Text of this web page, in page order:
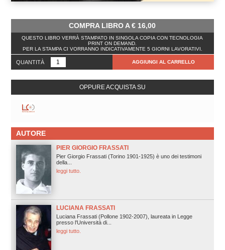
COMPRA LIBRO A€ 16,00
QUESTO LIBRO VERRÀ STAMPATO IN SINGOLA COPIA CON TECNOLOGIA
PRINT ON DEMAND.
PER LA STAMPA CI VORRANNO INDICATIVAMENTE 5 GIORNI LAVORATIVI.
QUANTITÀ AGGIUNGI AL CARRELLO
OPPURE ACQUISTA SU
AUTORE
PIER GIORGIO FRASSATI
Pier Giorgio Frassati (Torino 1901-1925) è uno dei testimoni
della...
leggi tutto.
LUCIANA FRASSATI
Luciana Frassati (Pollone 1902-2007), laureata in Legge
presso l'Università di...
leggi tutto.